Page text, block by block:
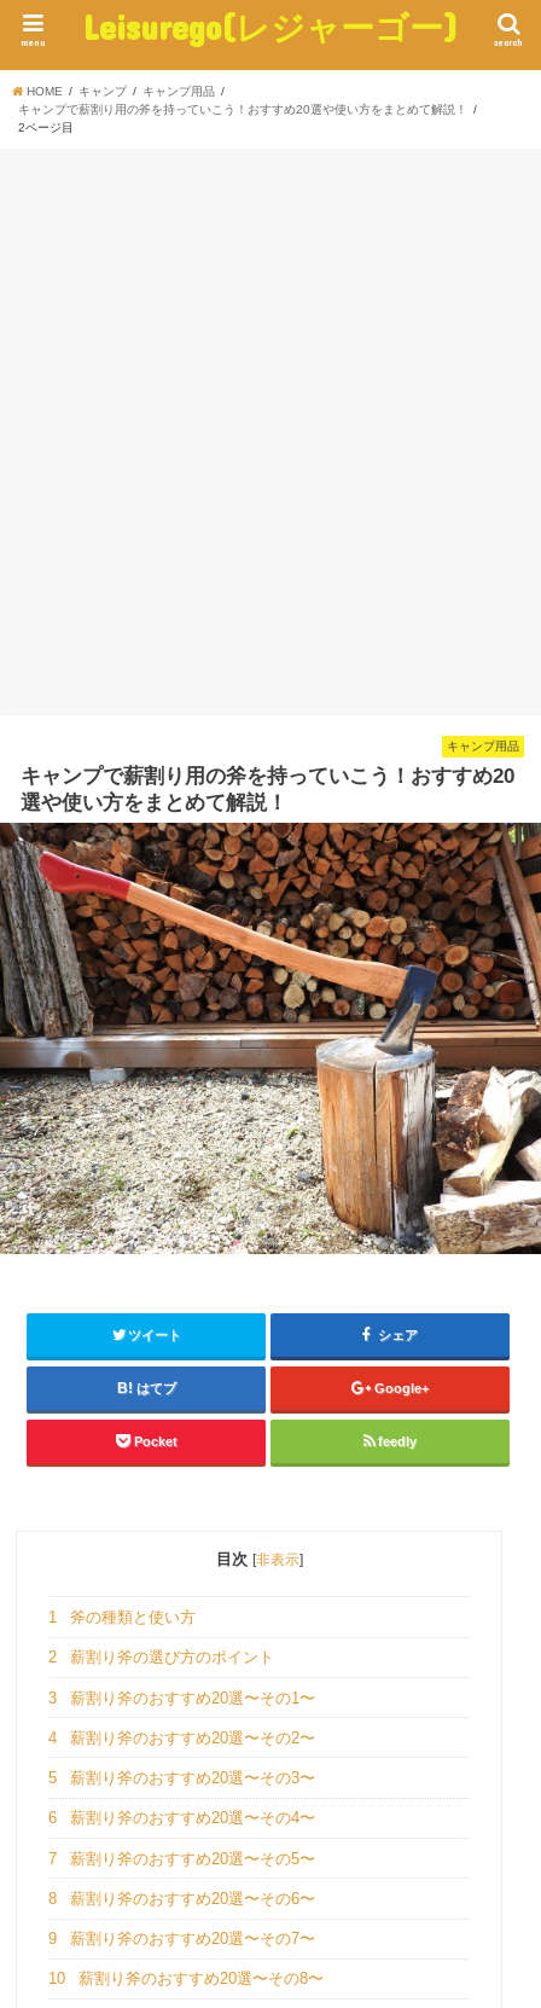
Leisurego(レジャーゴー) search
menu
HOME キャンプ
キャンプ用品
キャンプで薪割り用の斧を持っていこう！おすすめ20選や使い方をまとめて解説！
2ページ目
キャンプ用品
キャンプで薪割り用の斧を持っていこう！おすすめ20
選や使い方をまとめて解説！
ツイート シェア
はてブ Google+
Pocket feedly
目次 [非表示]
1 斧の種類と使い方
2 薪割り斧の選び方のポイント
3 薪割り斧のおすすめ20選〜その1〜
4 薪割り斧のおすすめ20選〜その2〜
5 薪割り斧のおすすめ20選〜その3〜
6 薪割り斧のおすすめ20選〜その4〜
7 薪割り斧のおすすめ20選〜その5〜
8 薪割り斧のおすすめ20選〜その6〜
9 薪割り斧のおすすめ20選〜その7〜
10 薪割り斧のおすすめ20選〜その8〜